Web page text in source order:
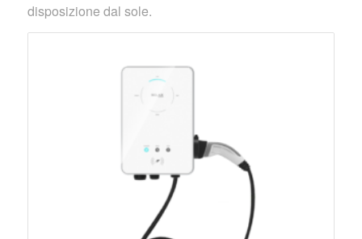
disposizione dal sole.